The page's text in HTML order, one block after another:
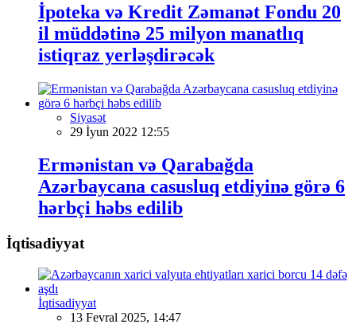
İpoteka və Kredit Zəmanət Fondu 20
il müddətinə 25 milyon manatlıq
istiqraz yerləşdirəcək
Siyasət
29 İyun 2022 12:55
Ermənistan və Qarabağda
Azərbaycana casusluq etdiyinə görə 6
hərbçi həbs edilib
İqtisadiyyat
İqtisadiyyat
13 Fevral 2025, 14:47